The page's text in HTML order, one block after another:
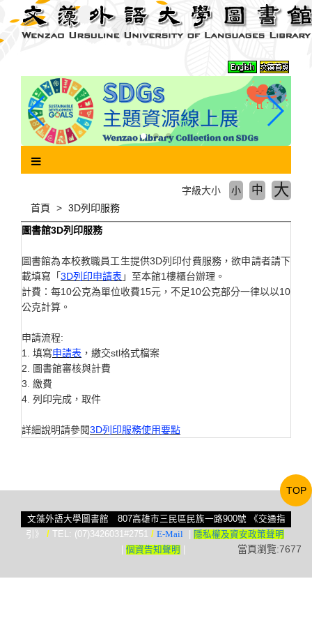
主
首頁 3D列印服務
字級大小 小 中 大
圖書館3D列印服務
圖書館為本校教職員工生提供3D列印付費服務，欲申請者請下
載填寫「3D列印申請表 」至本館1樓櫃台辦理。
計費：每10公克為單位收費15元，不足10公克部分一律以以10
公克計算。
申請流程:
1. 填寫申請表 ，繳交stl格式檔案
2. 圖書館審核與計費
3. 繳費
4. 列印完成，取件
詳細說明請參閱3D列印服務使用要點
文藻外語大學圖書館 807高雄市三民區民族一路900號
《交通指
引》
/TEL: (07)3426031#2751 / E-Mail|
隱私權及資安政策聲明
個資告知聲明 當頁瀏覽:7677
TOP